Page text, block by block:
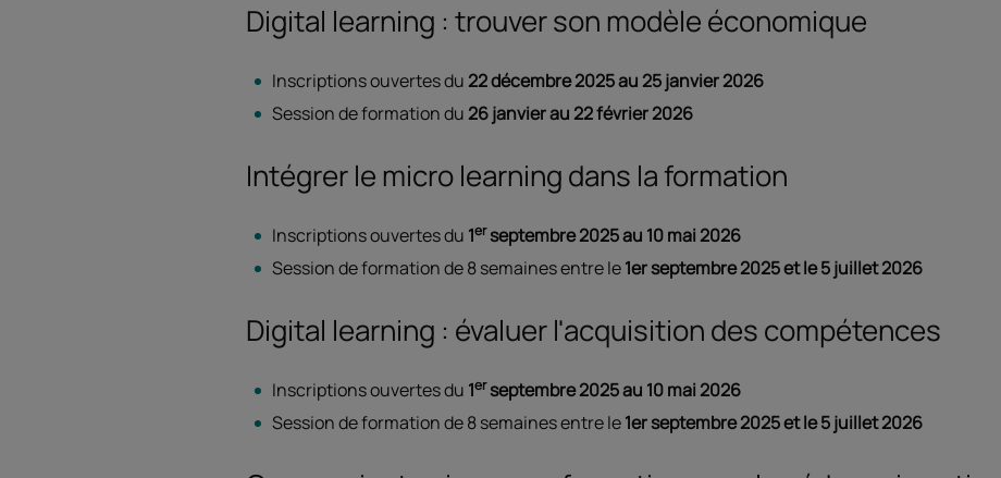
Digital learning : trouver son modèle économique
Inscriptions ouvertes du22 décembre 2025 au 25 janvier 2026
Session de formation du26 janvier au 22 février 2026
Intégrer le micro learning dans la formation
Inscriptions ouvertes du 1erseptembre 2025 au 10 mai 2026
Session de formation de 8 semaines entre le1er septembre 2025 et le 5 juillet 2026
Digital learning : évaluer l'acquisition des compétences
Inscriptions ouvertes du 1erseptembre 2025 au 10 mai 2026
Session de formation de 8 semaines entre le1er septembre 2025 et le 5 juillet 2026